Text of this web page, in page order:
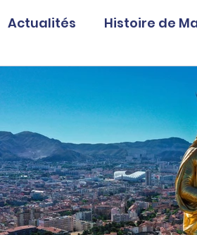
Actualités Histoire de